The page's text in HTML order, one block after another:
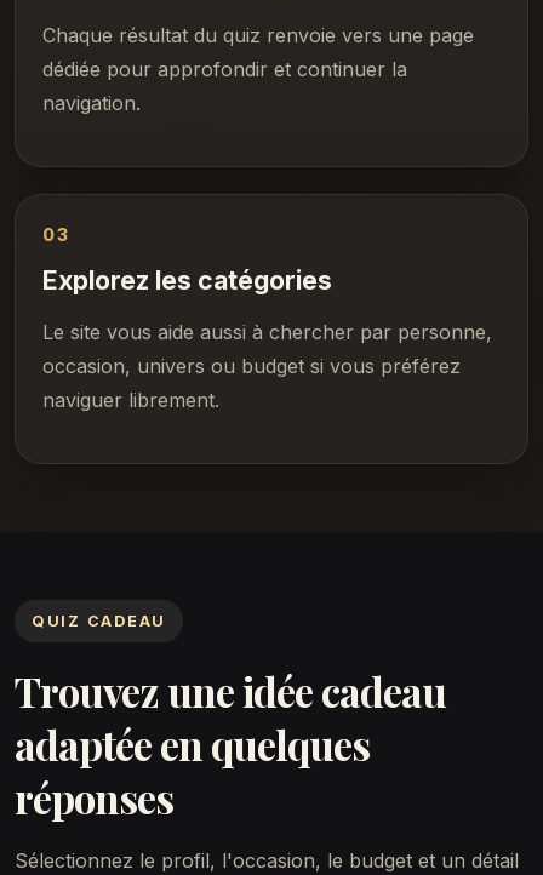
Chaque résultat du quiz renvoie vers une page
dédiée pour approfondir et continuer la
navigation.
03
Explorez les catégories
Le site vous aide aussi à chercher par personne,
occasion, univers ou budget si vous préférez
naviguer librement.
QUIZ CADEAU
Trouvez une idée cadeau
adaptée en quelques
réponses
Sélectionnez le profil, l'occasion, le budget et un détail